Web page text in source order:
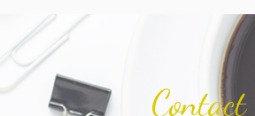
Contact